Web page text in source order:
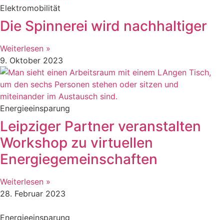
Elektromobilität
Die Spinnerei wird nachhaltiger
Weiterlesen »
9. Oktober 2023
Energieeinsparung
Leipziger Partner veranstalten
Workshop zu virtuellen
Energiegemeinschaften
Weiterlesen »
28. Februar 2023
Energieeinsparung